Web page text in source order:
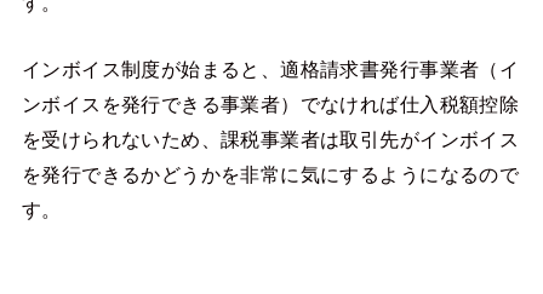
インボイス制度が始まると、適格請求書発行事業者（イ
ンボイスを発行できる事業者）でなければ仕入税額控除
を受けられないため、課税事業者は取引先がインボイス
を発行できるかどうかを非常に気にするようになるので
す。